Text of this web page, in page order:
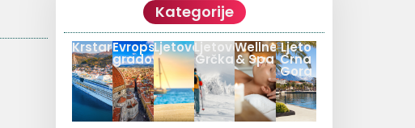
Kategorije
KrstarenjaEvropski
gradovi
LjetovanjaLjetovanje
Grčka
Wellness
& Spa
Ljeto
Crna
Gora